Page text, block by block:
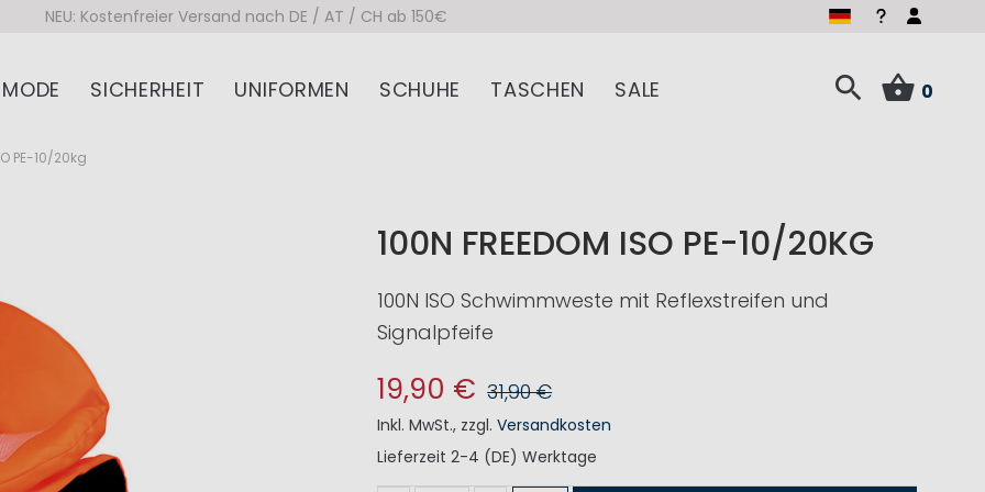
NEU: Kostenfreier Versand nach DE / AT / CH ab 150€
MODE SICHERHEIT UNIFORMEN SCHUHE TASCHEN SALE 0
PE-10/20kg
100N FREEDOM ISO PE-10/20KG
100N ISO Schwimmweste mit Reflexstreifen und
Signalpfeife
19,90 € 31,90 €
Inkl. MwSt., zzgl.Versandkosten
Lieferzeit 2-4 (DE) Werktage